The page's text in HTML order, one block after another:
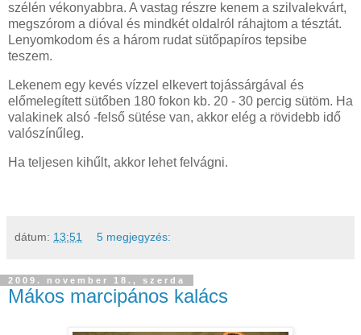
szélén vékonyabbra. A vastag részre kenem a szilvalekvárt,
megszórom a dióval és mindkét oldalról ráhajtom a tésztát.
Lenyomkodom és a három rudat sütőpapíros tepsibe
teszem.
Lekenem egy kevés vízzel elkevert tojássárgával és
előmelegített sütőben 180 fokon kb. 20 - 30 percig sütöm. Ha
valakinek alsó -felső sütése van, akkor elég a rövidebb idő
valószínűleg.
Ha teljesen kihűlt, akkor lehet felvágni.
dátum: 13:51 5 megjegyzés:
2009. november 18., szerda
Mákos marcipános kalács